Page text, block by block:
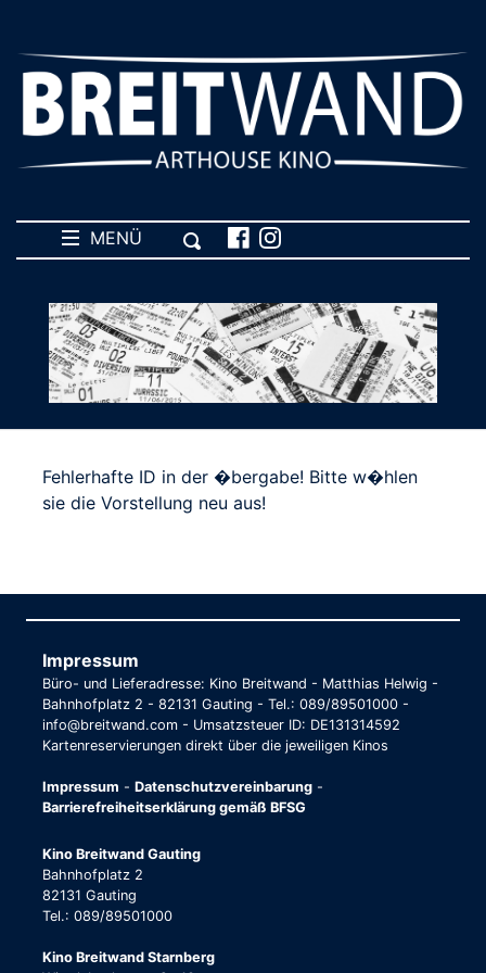
MENÜ
Fehlerhafte ID in der �bergabe! Bitte w�hlen
sie die Vorstellung neu aus!
Impressum
Büro- und Lieferadresse: Kino Breitwand - Matthias Helwig -
Bahnhofplatz 2 - 82131 Gauting - Tel.: 089/89501000 -
info@breitwand.com - Umsatzsteuer ID: DE131314592
Kartenreservierungen direkt über die jeweiligen Kinos
Impressum - Datenschutzvereinbarung -
Barrierefreiheitserklärung gemäß BFSG
Kino Breitwand Gauting
Bahnhofplatz 2
82131 Gauting
Tel.: 089/89501000
Kino Breitwand Starnberg